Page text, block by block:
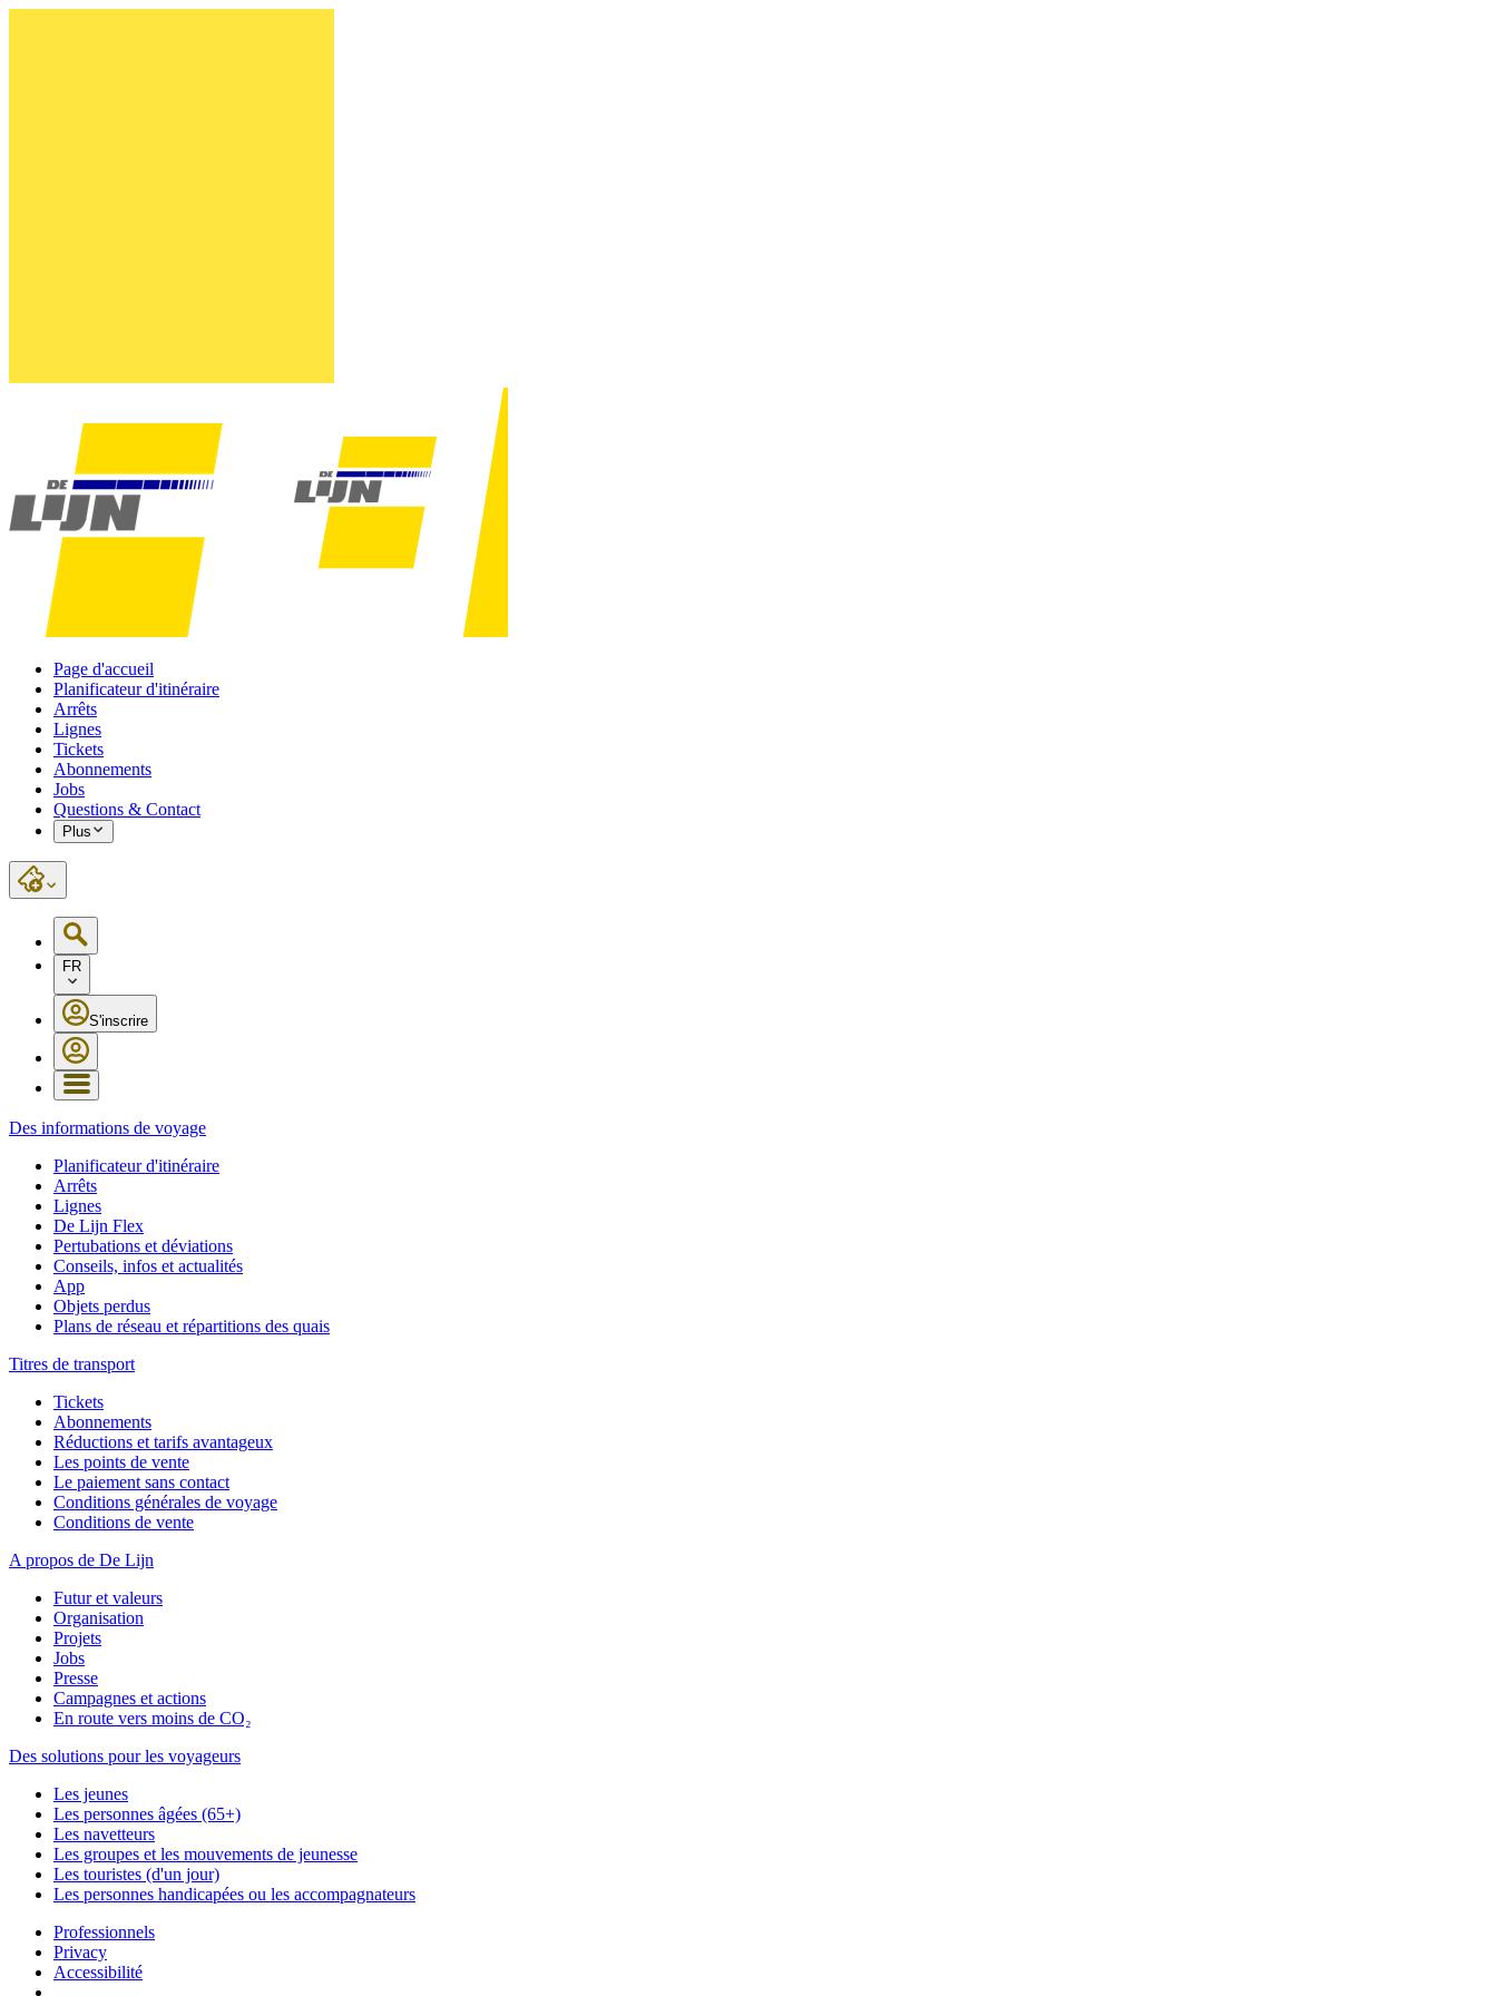
Page d'accueil
Planificateur d'itinéraire
Arrêts
Lignes
Tickets
Abonnements
Jobs
Questions & Contact
Plus
FR
S'inscrire
Des informations de voyage
Planificateur d'itinéraire
Arrêts
Lignes
De Lijn Flex
Pertubations et déviations
Conseils, infos et actualités
App
Objets perdus
Plans de réseau et répartitions des quais
Titres de transport
Tickets
Abonnements
Réductions et tarifs avantageux
Les points de vente
Le paiement sans contact
Conditions générales de voyage
Conditions de vente
A propos de De Lijn
Futur et valeurs
Organisation
Projets
Jobs
Presse
Campagnes et actions
En route vers moins de CO₂
Des solutions pour les voyageurs
Les jeunes
Les personnes âgées (65+)
Les navetteurs
Les groupes et les mouvements de jeunesse
Les touristes (d'un jour)
Les personnes handicapées ou les accompagnateurs
Professionnels
Privacy
Accessibilité